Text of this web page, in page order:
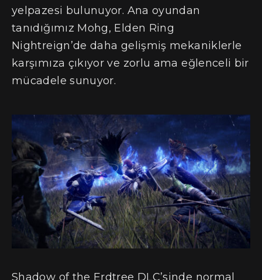
yelpazesi bulunuyor. Ana oyundan
tanıdığımız Mohg, Elden Ring
Nightreign’de daha gelişmiş mekaniklerle
karşımıza çıkıyor ve zorlu ama eğlenceli bir
mücadele sunuyor.
Shadow of the Erdtree DLC’sinde normal